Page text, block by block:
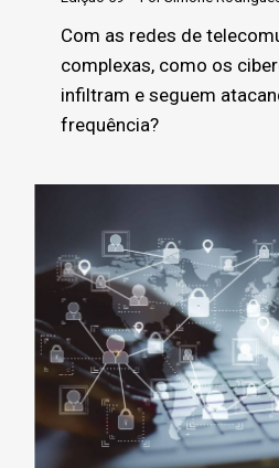
Com as redes de
complexas, como os
infiltram e seguem
frequência?